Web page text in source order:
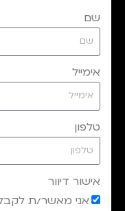
שם
אימייל
טלפון
אישור דיוור
אני מאשר/ת לקבל